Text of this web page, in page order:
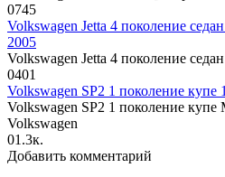
0745
Volkswagen Jetta 4 поколение
2005
Volkswagen Jetta 4 поколение
0401
Volkswagen SP2 1 поколение купе
Volkswagen SP2 1 поколение купе
Volkswagen
01.3к.
Добавить комментарий